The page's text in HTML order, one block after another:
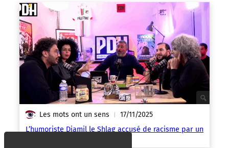
Les mots ont un sens | 17/11/2025
L’humoriste Djamil le Shlag accusé de racisme par un